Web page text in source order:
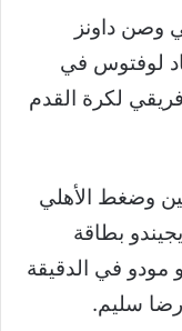
وصن داونز
لوفتوس في
لكرة القدم
وضغط الأهلي
بطاقة
في الدقيقة
سليم.